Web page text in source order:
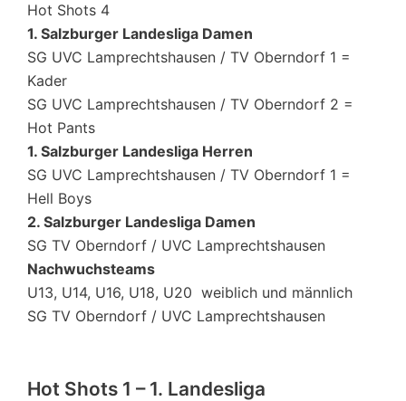
Hot Shots 4
1. Salzburger Landesliga Damen
SG UVC Lamprechtshausen / TV Oberndorf 1 =
Kader
SG UVC Lamprechtshausen / TV Oberndorf 2 =
Hot Pants
1. Salzburger Landesliga Herren
SG UVC Lamprechtshausen / TV Oberndorf 1 =
Hell Boys
2. Salzburger Landesliga Damen
SG TV Oberndorf / UVC Lamprechtshausen
Nachwuchsteams
U13, U14, U16, U18, U20 weiblich und männlich
SG TV Oberndorf / UVC Lamprechtshausen
Hot Shots 1 – 1. Landesliga